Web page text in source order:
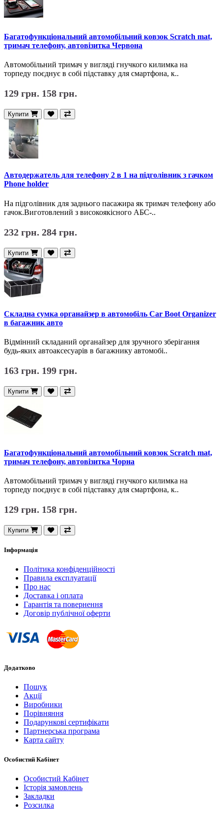
Багатофункціональний автомобільний ковзок Scratch mat,
тримач телефону, автовізитка Червона
Автомобільний тримач у вигляді гнучкого килимка на
торпеду поєднує в собі підставку для смартфона, к..
129 грн. 158 грн.
Купити
Автодержатель для телефону 2 в 1 на підголівник з гачком
Phone holder
На підголівник для заднього пасажира як тримач телефону або
гачок.Виготовлений з високоякісного АБС-..
232 грн. 284 грн.
Купити
Складна сумка органайзер в автомобіль Сar Boot Organizer
в багажник авто
Відмінний складаний органайзер для зручного зберігання
будь-яких автоаксесуарів в багажнику автомобі..
163 грн. 199 грн.
Купити
Багатофункціональний автомобільний ковзок Scratch mat,
тримач телефону, автовізитка Чорна
Автомобільний тримач у вигляді гнучкого килимка на
торпеду поєднує в собі підставку для смартфона, к..
129 грн. 158 грн.
Купити
Інформація
Політика конфіденційності
Правила експлуатації
Про нас
Доставка і оплата
Гарантія та повернення
Договір публічної оферти
Додатково
Пошук
Акції
Виробники
Порівняння
Подарункові сертифікати
Партнерська програма
Карта сайту
Особистий Кабінет
Особистий Кабінет
Історія замовлень
Закладки
Розсилка